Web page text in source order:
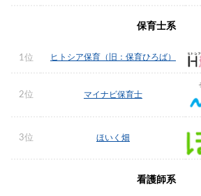
保育士系
1位 ヒトシア保育（旧：保育ひろば）
2位 マイナビ保育士
3位 ほいく畑
看護師系